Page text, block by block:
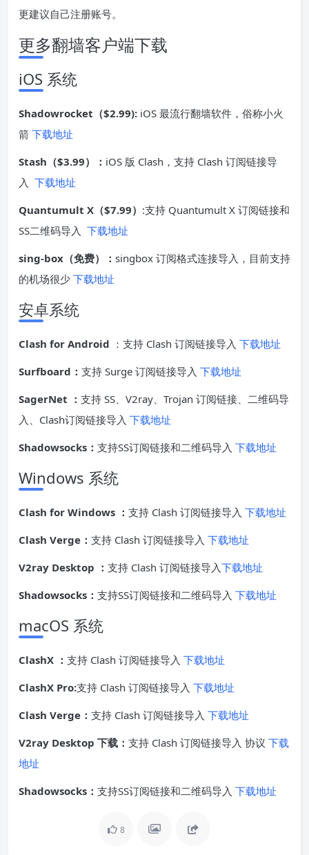
更建议自己注册账号。
更多翻墙客户端下载
iOS 系统
Shadowrocket（$2.99): iOS 最流行翻墙软件，俗称小火
箭 下载地址
Stash（$3.99）： iOS 版 Clash，支持 Clash 订阅链接导
入 下载地址
Quantumult X（$7.99） :支持 Quantumult X 订阅链接和
SS二维码导入 下载地址
sing-box（免费）： singbox 订阅格式连接导入，目前支持
的机场很少 下载地址
安卓系统
Clash for Android ：支持 Clash 订阅链接导入 下载地址
Surfboard： 支持 Surge 订阅链接导入 下载地址
SagerNet ： 支持 SS、V2ray、Trojan 订阅链接、二维码导
入、Clash订阅链接导入 下载地址
Shadowsocks： 支持SS订阅链接和二维码导入 下载地址
Windows 系统
Clash for Windows ： 支持 Clash 订阅链接导入 下载地址
Clash Verge： 支持 Clash 订阅链接导入 下载地址
V2ray Desktop ： 支持 Clash 订阅链接导入下载地址
Shadowsocks： 支持SS订阅链接和二维码导入 下载地址
macOS 系统
ClashX ： 支持 Clash 订阅链接导入 下载地址
ClashX Pro:支持 Clash 订阅链接导入 下载地址
Clash Verge： 支持 Clash 订阅链接导入 下载地址
V2ray Desktop 下载： 支持 Clash 订阅链接导入 协议 下载
地址
Shadowsocks： 支持SS订阅链接和二维码导入 下载地址
8